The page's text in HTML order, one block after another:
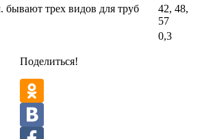
трех видов для труб
42, 48,
57
0,3
Поделиться!